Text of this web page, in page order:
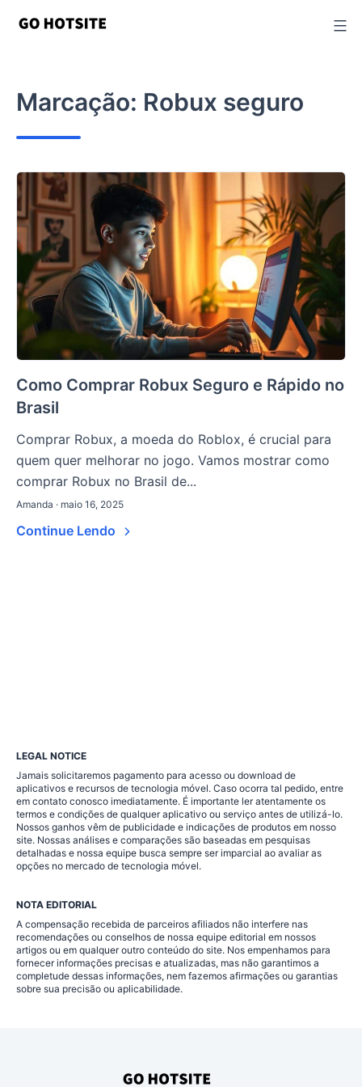
Marcação: Robux seguro
Como Comprar Robux Seguro e Rápido no
Brasil
Comprar Robux, a moeda do Roblox, é crucial para
quem quer melhorar no jogo. Vamos mostrar como
comprar Robux no Brasil de...
Amanda · maio 16, 2025
Continue Lendo
LEGAL NOTICE
Jamais solicitaremos pagamento para acesso ou download de
aplicativos e recursos de tecnologia móvel. Caso ocorra tal pedido, entre
em contato conosco imediatamente. É importante ler atentamente os
termos e condições de qualquer aplicativo ou serviço antes de utilizá-lo.
Nossos ganhos vêm de publicidade e indicações de produtos em nosso
site. Nossas análises e comparações são baseadas em pesquisas
detalhadas e nossa equipe busca sempre ser imparcial ao avaliar as
opções no mercado de tecnologia móvel.
NOTA EDITORIAL
A compensação recebida de parceiros afiliados não interfere nas
recomendações ou conselhos de nossa equipe editorial em nossos
artigos ou em qualquer outro conteúdo do site. Nos empenhamos para
fornecer informações precisas e atualizadas, mas não garantimos a
completude dessas informações, nem fazemos afirmações ou garantias
sobre sua precisão ou aplicabilidade.